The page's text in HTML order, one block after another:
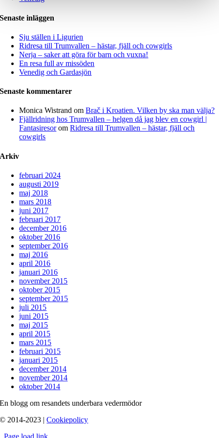
Senaste inläggen
Sju ställen i Ligurien
Ridresa till Trumvallen – hästar, fjäll och cowgirls
Nerja – saker att göra för barn och vuxna!
En resa full av missöden
Venedig och Gardasjön
Senaste kommentarer
Monica Wistrand omBrač i Kroatien. Vilken by ska man välja?
Fjällridning hos Trumvallen – helgen då jag blev en cowgirl |
FantasiresoromRidresa till Trumvallen – hästar, fjäll och
cowgirls
Arkiv
februari 2024
augusti 2019
maj 2018
mars 2018
juni 2017
februari 2017
december 2016
oktober 2016
september 2016
maj 2016
april 2016
januari 2016
november 2015
oktober 2015
september 2015
juli 2015
juni 2015
maj 2015
april 2015
mars 2015
februari 2015
januari 2015
december 2014
november 2014
oktober 2014
En blogg om resandets underbara vedermödor
© 2014-2023 |Cookiepolicy
Page load link